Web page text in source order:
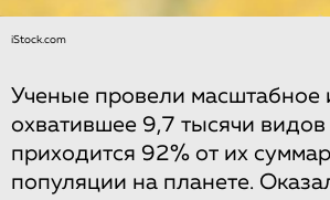
iStock.com
Ученые провели масштабное
охватившее 9,7 тысячи
приходится 92% от их
популяции на планете.